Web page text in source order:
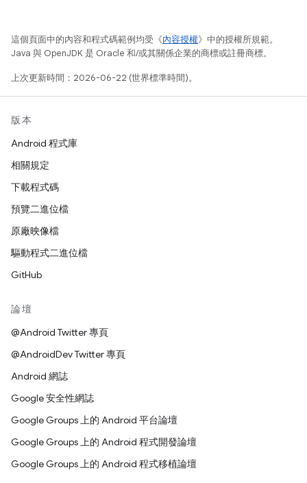
這個頁面中的內容和程式碼範例均受《內容授權》中的授權所規範。
Java 與 OpenJDK 是 Oracle 和/或其關係企業的商標或註冊商標。
上次更新時間：2026-06-22 (世界標準時間)。
版本
Android 程式庫
相關規定
下載程式碼
預覽二進位檔
原廠映像檔
驅動程式二進位檔
GitHub
論壇
@Android Twitter 專頁
@AndroidDev Twitter 專頁
Android 網誌
Google 安全性網誌
Google Groups 上的 Android 平台論壇
Google Groups 上的 Android 程式開發論壇
Google Groups 上的 Android 程式移植論壇